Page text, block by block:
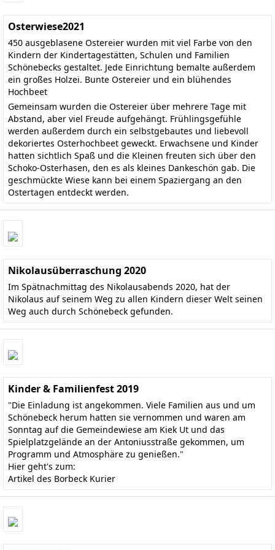
Osterwiese2021
450 ausgeblasene Ostereier wurden mit viel Farbe von den
Kindern der Kindertagestätten, Schulen und Familien
Schönebecks gestaltet. Jede Einrichtung bemalte außerdem
ein großes Holzei. Bunte Ostereier und ein blühendes
Hochbeet
Gemeinsam wurden die Ostereier über mehrere Tage mit
Abstand, aber viel Freude aufgehängt. Frühlingsgefühle
werden außerdem durch ein selbstgebautes und liebevoll
dekoriertes Osterhochbeet geweckt. Erwachsene und Kinder
hatten sichtlich Spaß und die Kleinen freuten sich über den
Schoko-Osterhasen, den es als kleines Dankeschön gab. Die
geschmückte Wiese kann bei einem Spaziergang an den
Ostertagen entdeckt werden.
Nikolausüberraschung 2020
Im Spätnachmittag des Nikolausabends 2020, hat der
Nikolaus auf seinem Weg zu allen Kindern dieser Welt seinen
Weg auch durch Schönebeck gefunden.
Kinder & Familienfest 2019
"Die Einladung ist angekommen. Viele Familien aus und um
Schönebeck herum hatten sie vernommen und waren am
Sonntag auf die Gemeindewiese am Kiek Ut und das
Spielplatzgelände an der Antoniusstraße gekommen, um
Programm und Atmosphäre zu genießen."
Hier geht's zum:
Artikel des Borbeck Kurier